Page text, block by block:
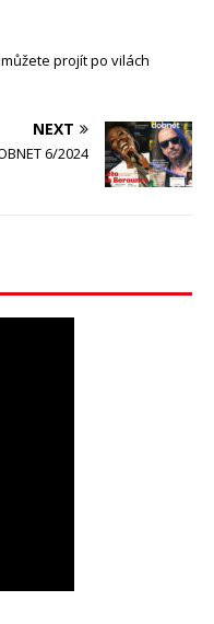
projít po vilách
NEXT
6/2024